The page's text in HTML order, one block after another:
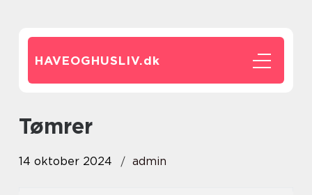
HAVEOGHUSLIV.dk
tømrer
14 oktober 2024 admin